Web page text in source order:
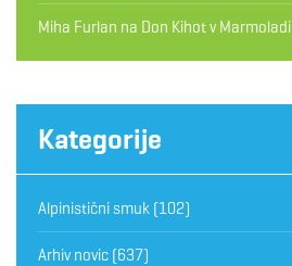
Miha Furlan na Don Kihot v Marmoladi
Kategorije
Alpinistični smuk (102)
Arhiv novic (637)